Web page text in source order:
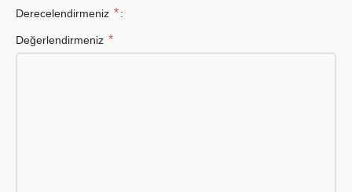
Derecelendirmeniz *
Değerlendirmeniz *